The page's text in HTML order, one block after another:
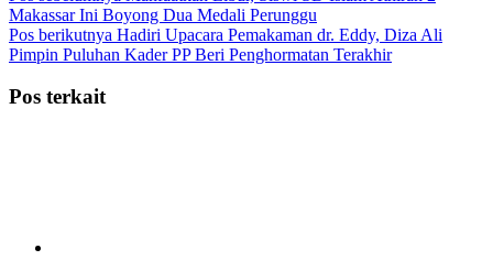
Makassar Ini Boyong Dua Medali Perunggu
Pos berikutnya Hadiri Upacara Pemakaman dr. Eddy, Diza Ali
Pimpin Puluhan Kader PP Beri Penghormatan Terakhir
Pos terkait